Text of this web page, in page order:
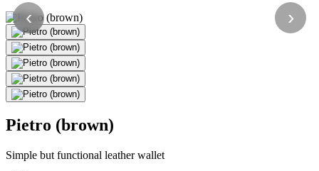
‹ ›
Pietro (brown)
Simple but functional leather wallet